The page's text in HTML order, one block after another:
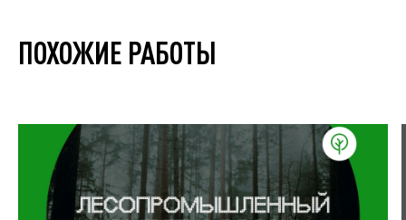
ПОХОЖИЕ РАБОТЫ